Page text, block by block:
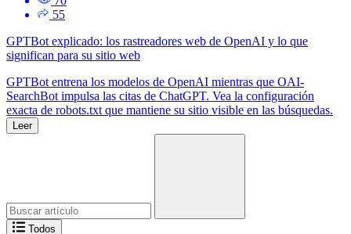
55
GPTBot explicado: los rastreadores web de OpenAI y lo que
significan para su sitio web
GPTBot entrena los modelos de OpenAI mientras que OAI-
SearchBot impulsa las citas de ChatGPT. Vea la configuración
exacta de robots.txt que mantiene su sitio visible en las búsquedas.
Leer
Todos